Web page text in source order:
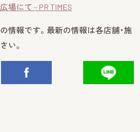
場にて - PR TIMES
情報です。最新の情報は各店舗・施
い。